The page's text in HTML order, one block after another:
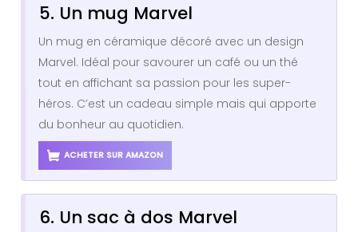
5. Un mug Marvel
Un mug en céramique décoré avec un design
Marvel. Idéal pour savourer un café ou un thé
tout en affichant sa passion pour les super-
héros. C’est un cadeau simple mais qui apporte
du bonheur au quotidien.
ACHETER SUR AMAZON
6. Un sac à dos Marvel